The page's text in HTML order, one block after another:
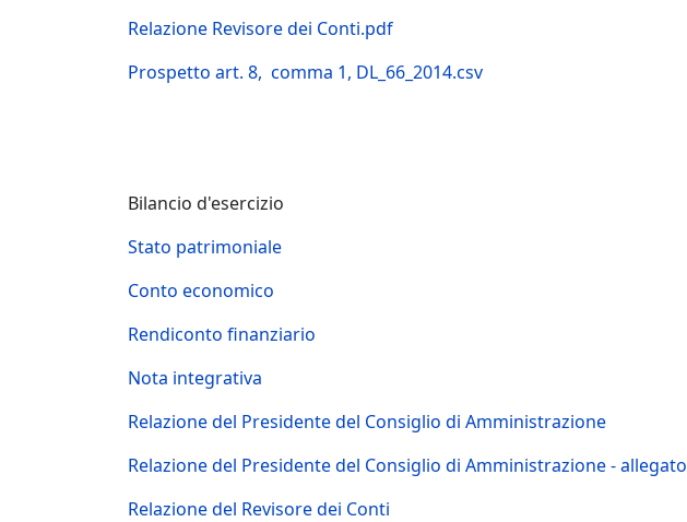
Relazione Revisore dei Conti.pdf
Prospetto art. 8, comma 1, DL_66_2014.csv
Bilancio d'esercizio
Stato patrimoniale
Conto economico
Rendiconto finanziario
Nota integrativa
Relazione del Presidente del Consiglio di Amministrazione
Relazione del Presidente del Consiglio di Amministrazione - allegato
Relazione del Revisore dei Conti